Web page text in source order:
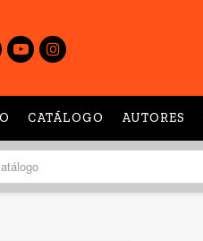
CATÁLOGO AUTORES